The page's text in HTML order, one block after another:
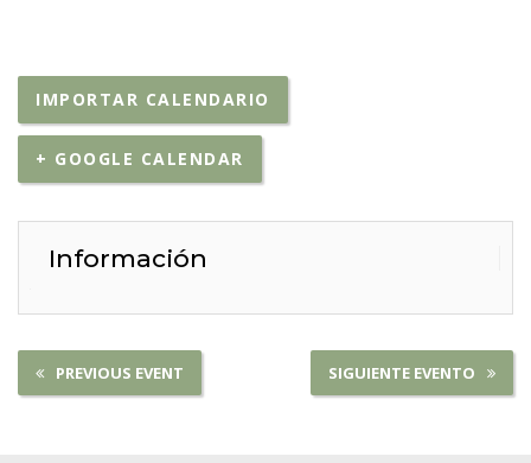
IMPORTAR CALENDARIO
+ GOOGLE CALENDAR
Información
PREVIOUS EVENT SIGUIENTE EVENTO